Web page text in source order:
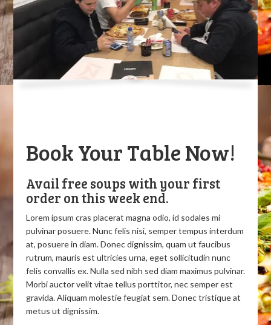
Book Your Table Now!
Avail free soups with your first
order on this week end.
Lorem ipsum cras placerat magna odio, id sodales mi
pulvinar posuere. Nunc felis nisi, semper tempus interdum
at, posuere in diam. Donec dignissim, quam ut faucibus
rutrum, mauris est ultricies urna, eget sollicitudin nunc
felis convallis ex. Nulla sed nibh sed diam maximus pulvinar.
Morbi auctor velit vitae tellus porttitor, nec semper est
gravida. Aliquam molestie feugiat sem. Donec tristique at
metus ut dignissim.